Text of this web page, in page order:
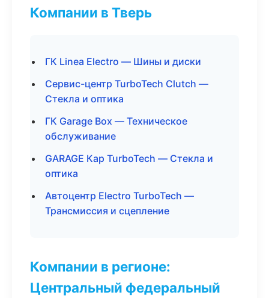
Компании в Тверь
ГК Linea Electro — Шины и диски
Сервис-центр TurboTech Clutch —
Стекла и оптика
ГК Garage Box — Техническое
обслуживание
GARAGE Кар TurboTech — Стекла и
оптика
Автоцентр Electro TurboTech —
Трансмиссия и сцепление
Компании в регионе:
Центральный федеральный